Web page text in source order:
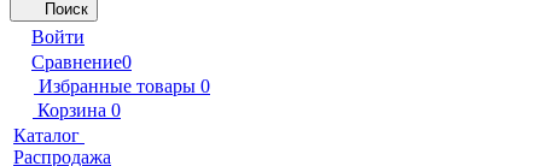
Поиск
Войти
Сравнение0
Избранные товары 0
Корзина 0
Каталог
Распродажа